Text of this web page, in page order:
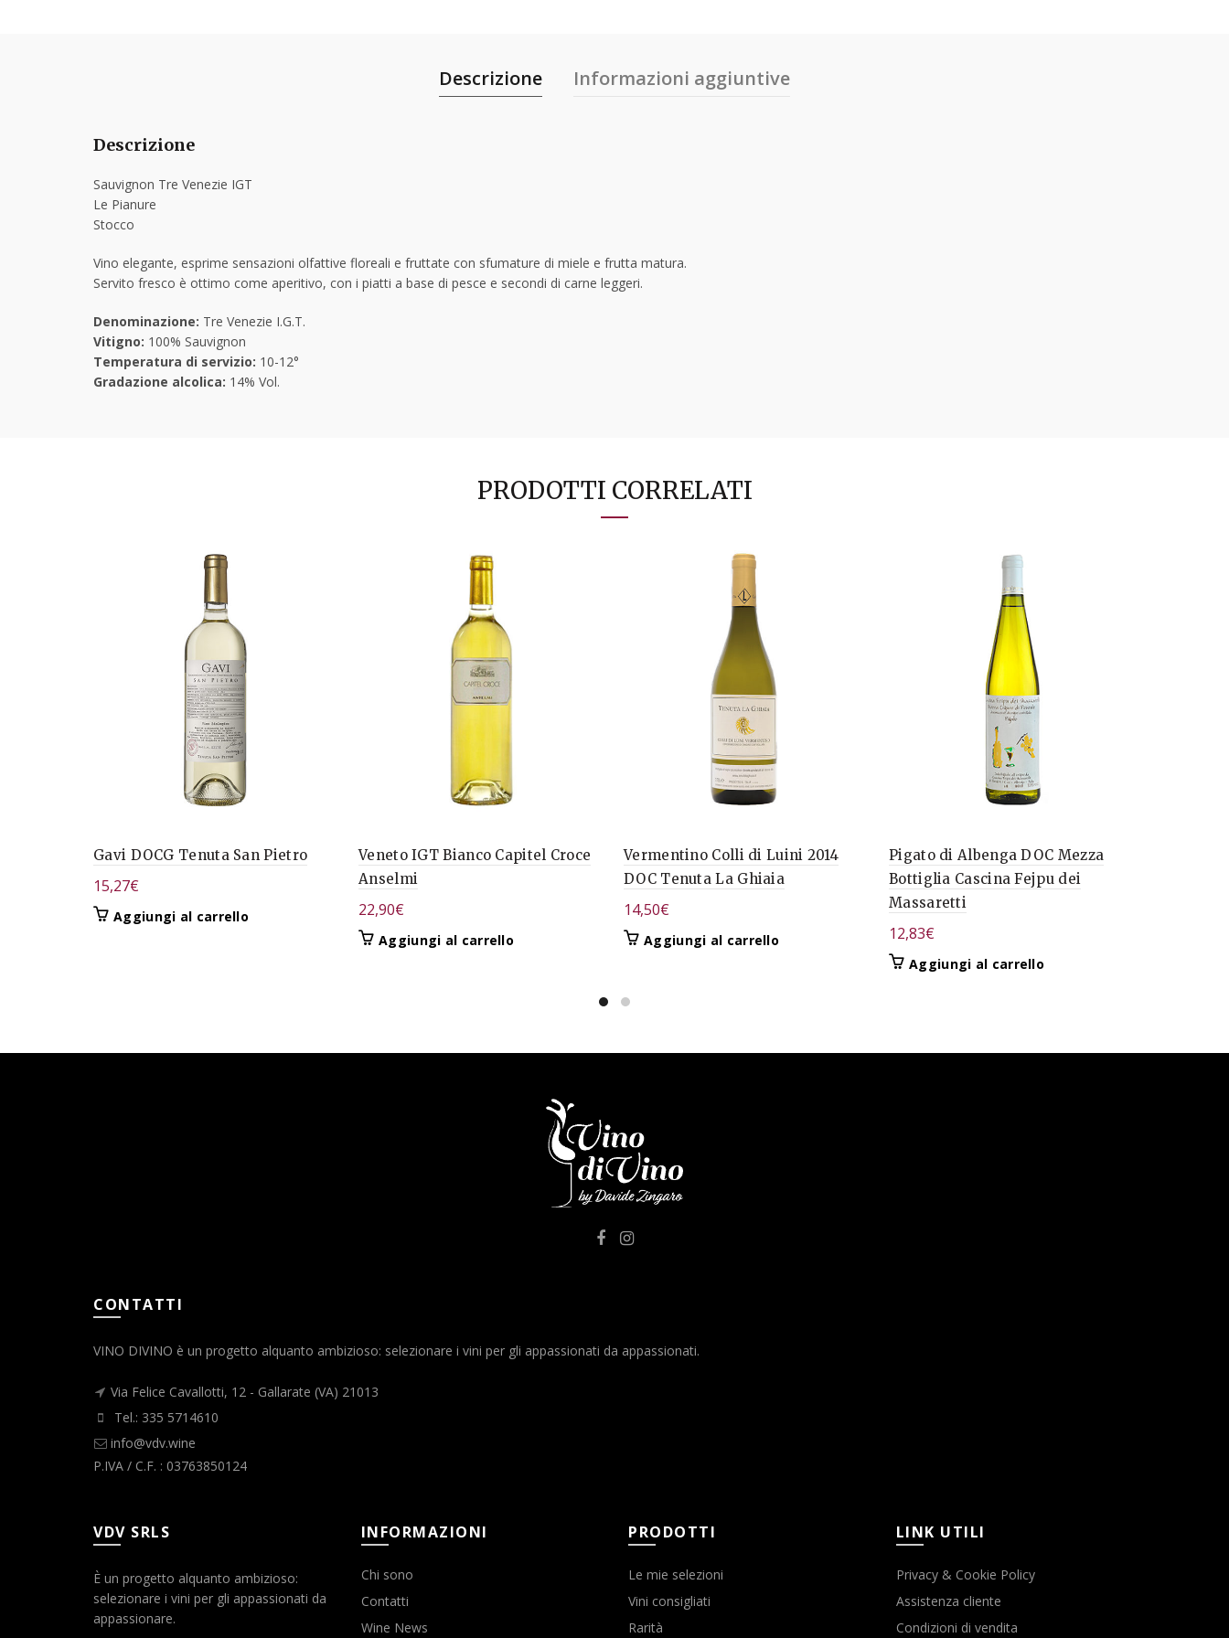
Descrizione Informazioni aggiuntive
Descrizione
Sauvignon Tre Venezie IGT
Le Pianure
Stocco
Vino elegante, esprime sensazioni olfattive floreali e fruttate con sfumature di miele e frutta matura.
Servito fresco è ottimo come aperitivo, con i piatti a base di pesce e secondi di carne leggeri.
Denominazione: Tre Venezie I.G.T.
Vitigno: 100% Sauvignon
Temperatura di servizio: 10-12°
Gradazione alcolica: 14% Vol.
PRODOTTI CORRELATI
Gavi DOCG Tenuta San Pietro
15,27€
Aggiungi al carrello
Veneto IGT Bianco Capitel Croce
Anselmi
22,90€
Aggiungi al carrello
Vermentino Colli di Luini 2014
DOC Tenuta La Ghiaia
14,50€
Aggiungi al carrello
Pigato di Albenga DOC Mezza
Bottiglia Cascina Fejpu dei
Massaretti
12,83€
Aggiungi al carrello
CONTATTI
VINO DIVINO è un progetto alquanto ambizioso: selezionare i vini per gli appassionati da appassionati.
Via Felice Cavallotti, 12 - Gallarate (VA) 21013
Tel.: 335 5714610
info@vdv.wine
P.IVA / C.F. : 03763850124
VDV SRLS
È un progetto alquanto ambizioso:
selezionare i vini per gli appassionati da
appassionare.
INFORMAZIONI
Chi sono
Contatti
Wine News
PRODOTTI
Le mie selezioni
Vini consigliati
Rarità
LINK UTILI
Privacy & Cookie Policy
Assistenza cliente
Condizioni di vendita